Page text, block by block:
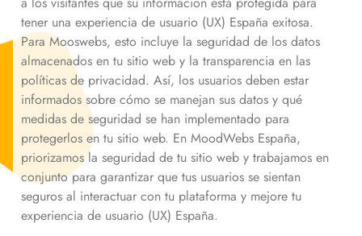
tener una experiencia de usuario (UX) España exitosa.
Para Mooswebs, esto incluye la seguridad de los datos
almacenados en tu sitio web y la transparencia en las
políticas de privacidad. Así, los usuarios deben estar
informados sobre cómo se manejan sus datos y qué
medidas de seguridad se han implementado para
protegerlos en tu sitio web. En MoodWebs España,
priorizamos la seguridad de tu sitio web y trabajamos en
conjunto para garantizar que tus usuarios se sientan
seguros al interactuar con tu plataforma y mejore tu
experiencia de usuario (UX) España.